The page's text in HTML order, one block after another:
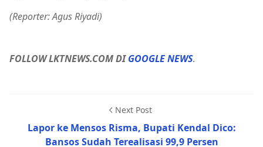
(Reporter: Agus Riyadi)
FOLLOW LKTNEWS.COM DIGOOGLE NEWS.
Next Post
Lapor ke Mensos Risma, Bupati Kendal Dico:
Bansos Sudah Terealisasi 99,9 Persen